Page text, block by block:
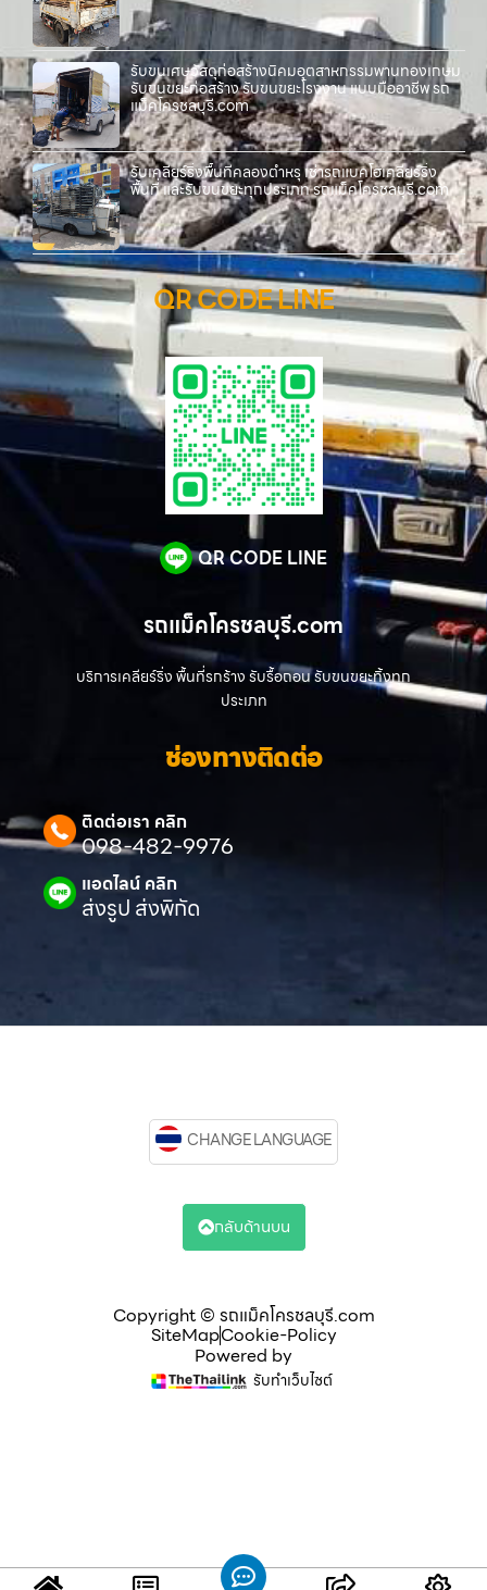
รับขนเศษวัสดุก่อสร้างนิคมอุตสาหกรรมพานทองเกษม
รับขนขยะก่อสร้าง รับขนขยะโรงงาน แบบมืออาชีพ รถ
แม็คโครชลบุรี.com
รับเคลียร์ริ่งพื้นที่คลองตำหรุ เช่ารถแบคโฮเคลียร์ริ่ง
พื้นที่ และรับขนขยะทุกประเภท รถแม็คโครชลบุรี.com
QR CODE LINE
QR CODE LINE
รถแม็คโครชลบุรี.com
บริการเคลียร์ริ่ง พื้นที่รกร้าง รับรื้อถอน รับขนขยะทิ้งทุก
ประเภท
ช่องทางติดต่อ
ติดต่อเรา คลิก
098-482-9976
แอดไลน์ คลิก
ส่งรูป ส่งพิกัด
Copyright © รถแม็คโครชลบุรี.com
SiteMapCookie-Policy
Powered by
รับทำเว็บไซต์
CHANGE LANGUAGE
กลับด้านบน